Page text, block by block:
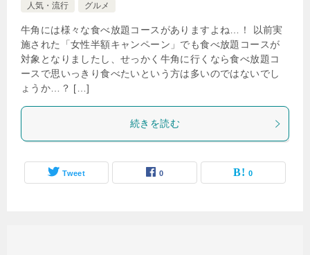
人気・流行
グルメ
牛角には様々な食べ放題コースがありますよね…！ 以前実
施された「女性半額キャンペーン」でも食べ放題コースが
対象となりましたし、せっかく牛角に行くなら食べ放題コ
ースで思いっきり食べたいという方は多いのではないでし
ょうか…？ […]
続きを読む
Tweet 0 0